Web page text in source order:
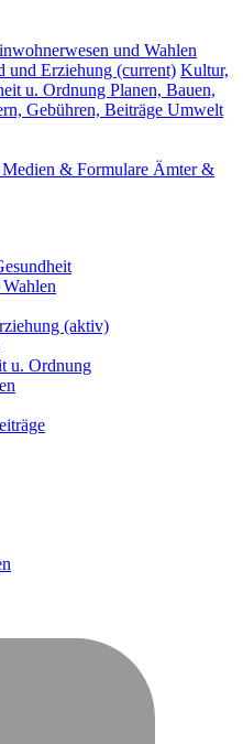
und Wahlen
und Erziehung (current) Kultur,
u. Ordnung Planen, Bauen,
Gebühren, Beiträge Umwelt
Medien & Formulare Ämter &
(aktiv)
u. Ordnung